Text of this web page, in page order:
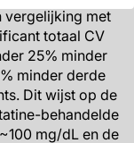
vergelijking met
totaal CV
25% minder
minder derde
Dit wijst op de
behandelde
mg/dL en de